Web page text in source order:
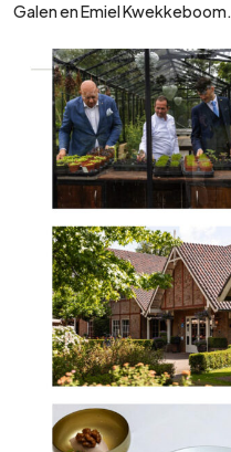
Galen en Emiel Kwekkeboom.